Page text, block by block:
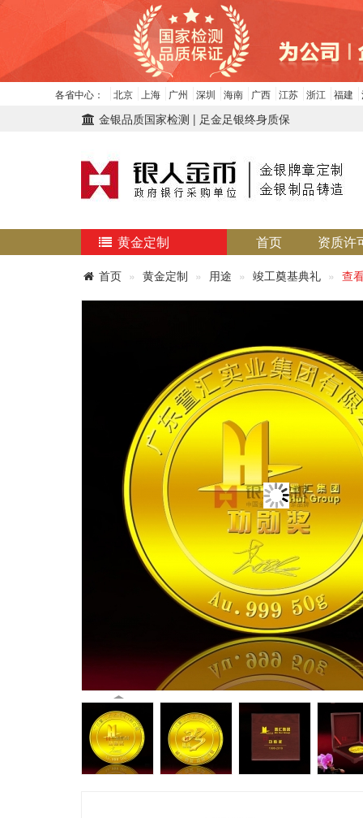
各省中心： 北京 上海 广州 深圳 海南 广西 江苏 浙江 福建
金银品质国家检测 | 足金足银终身质保
黄金定制 首页 资质许
首页 黄金定制 用途 竣工奠基典礼 查